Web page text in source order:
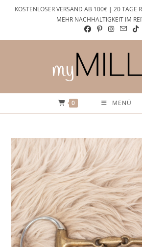
KOSTENLOSER VERSAND AB 100€ | 20 TAGE
MEHR NACHHALTIGKEIT IM
0 MENÜ